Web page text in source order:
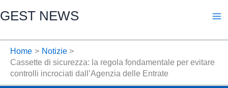
al
GEST NEWS
Home
Notizie
Cassette di sicurezza: la regola fondamentale per evitare
controlli incrociati dall’Agenzia delle Entrate